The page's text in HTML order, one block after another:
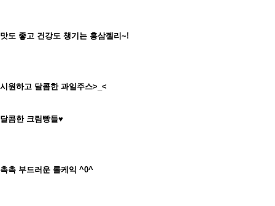
맛도 좋고 건강도 챙기는 홍삼젤리~!
시원하고 달콤한 과일주스>_<
달콤한 크림빵들♥
촉촉 부드러운 롤케익 ^0^